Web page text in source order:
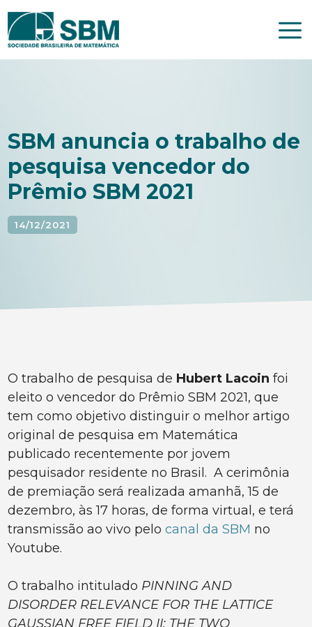
Pular
para
SBM anuncia o trabalho de
pesquisa vencedor do
Prêmio SBM 2021
14/12/2021
O trabalho de pesquisa de Hubert Lacoin foi
eleito o vencedor do Prêmio SBM 2021, que
tem como objetivo distinguir o melhor artigo
original de pesquisa em Matemática
publicado recentemente por jovem
pesquisador residente no Brasil. A cerimônia
de premiação será realizada amanhã, 15 de
dezembro, às 17 horas, de forma virtual, e terá
transmissão ao vivo pelocanal da SBM no
Youtube.
O trabalho intitulado PINNING AND
DISORDER RELEVANCE FOR THE LATTICE
GAUSSIAN FREE FIELD II: THE TWO